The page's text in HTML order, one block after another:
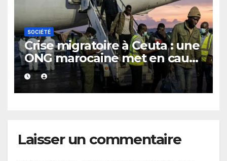
SOCIÉTÉ
Crise migratoire à Ceuta : une
ONG marocaine met en cause
les responsabilités de Rabat
et de Madrid
Laisser un commentaire